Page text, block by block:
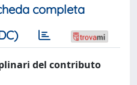
completa
del contributo